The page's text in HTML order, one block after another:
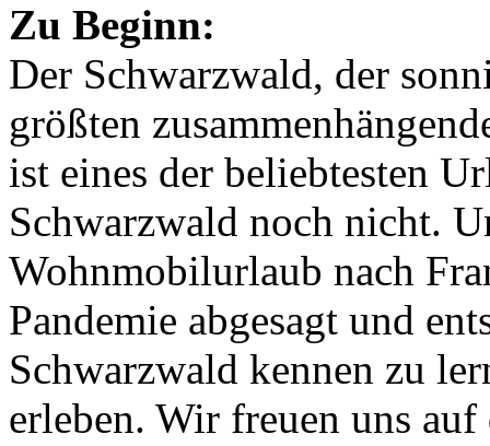
Zu Beginn:
Der Schwarzwald, der
größten
ist eines der beliebtesten
Schwarzwald noch nicht.
Wohnmobilurlaub nach
Pandemie abgesagt und
Schwarzwald kennen zu
erleben. Wir freuen uns